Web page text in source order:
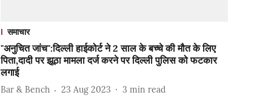
समाचार
"अनुचित जांच":दिल्ली हाईकोर्ट ने 2 साल के बच्चे की मौत के लिए
पिता,दादी पर झूठा मामला दर्ज करने पर दिल्ली पुलिस को फटकार
लगाई
Bar & Bench 23 Aug 2023 3 min read